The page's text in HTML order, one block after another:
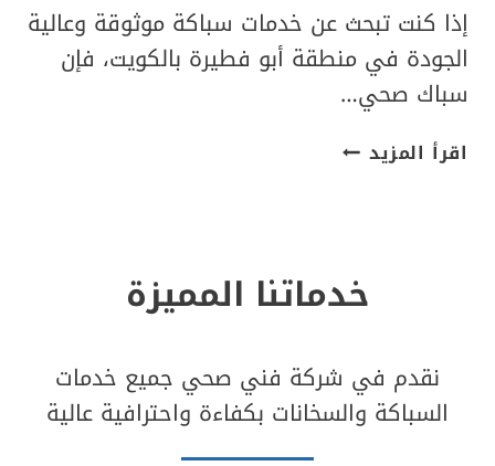
إذا كنت تبحث عن خدمات سباكة موثوقة وعالية
الجودة في منطقة أبو فطيرة بالكويت، فإن
سباك صحي…
اقرأ المزيد سباك
50537612
خدماتنا المميزة
نقدم في شركة فني صحي جميع خدمات
السباكة والسخانات بكفاءة واحترافية عالية